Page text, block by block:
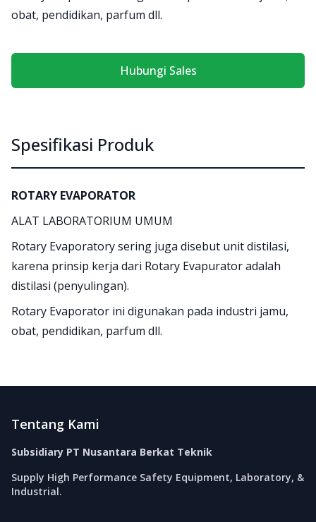
obat, pendidikan, parfum dll.
Hubungi Sales
Spesifikasi Produk
ROTARY EVAPORATOR
ALAT LABORATORIUM UMUM
Rotary Evaporatory sering juga disebut unit distilasi,
karena prinsip kerja dari Rotary Evapurator adalah
distilasi (penyulingan).
Rotary Evaporator ini digunakan pada industri jamu,
obat, pendidikan, parfum dll.
Tentang Kami
Subsidiary PT Nusantara Berkat Teknik
Supply High Performance Safety Equipment, Laboratory, &
Industrial.